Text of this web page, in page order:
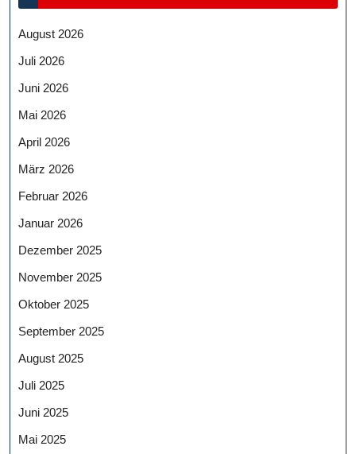
August 2026
Juli 2026
Juni 2026
Mai 2026
April 2026
März 2026
Februar 2026
Januar 2026
Dezember 2025
November 2025
Oktober 2025
September 2025
August 2025
Juli 2025
Juni 2025
Mai 2025